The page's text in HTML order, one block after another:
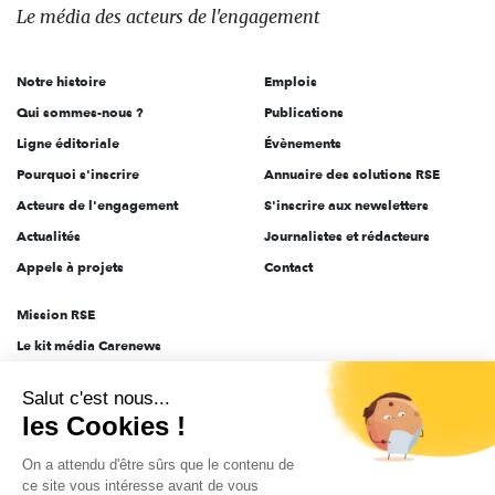
des
l'engagement
Le média des acteurs de l'engagement
Notre histoire
Qui sommes-nous ?
Ligne éditoriale
Pourquoi s'inscrire
Acteurs de l'engagement
Actualités
Appels à projets
Emplois
Publications
Évènements
Annuaire des solutions RSE
S'inscrire aux newsletters
Journalistes et rédacteurs
Contact
Mission RSE
Le kit média Carenews
AEF info
Novethic
PRODURABLE
Salut c'est nous...
les Cookies !
On a attendu d'être sûrs que le contenu de
ce site vous intéresse avant de vous